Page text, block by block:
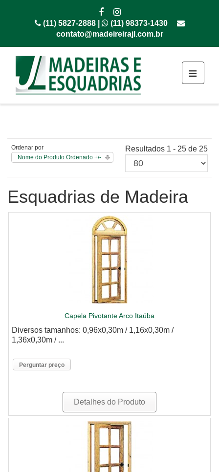
(11) 5827-2888 |
(11) 98373-1430
contato@madeireirajl.com.br
≡
Ordenar por
Nome do Produto Ordenado +/-
Resultados 1 - 25 de 25
Esquadrias de Madeira
Capela Pivotante Arco Itaúba
Diversos tamanhos: 0,96x0,30m / 1,16x0,30m /
1,36x0,30m / ...
Perguntar preço
Detalhes do Produto